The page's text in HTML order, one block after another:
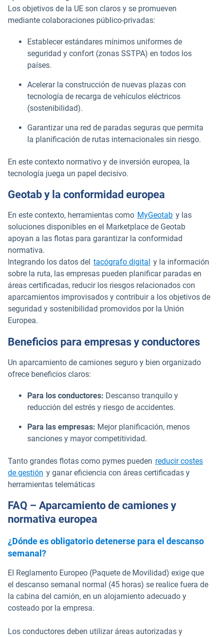
Los objetivos de la UE son claros y se promueven
mediante colaboraciones público-privadas:
Establecer estándares mínimos uniformes de
seguridad y confort (zonas SSTPA) en todos los
países.
Acelerar la construcción de nuevas plazas con
tecnología de recarga de vehículos eléctricos
(sostenibilidad).
Garantizar una red de paradas seguras que permita
la planificación de rutas internacionales sin riesgo.
En este contexto normativo y de inversión europea, la
tecnología juega un papel decisivo.
Geotab y la conformidad europea
En este contexto, herramientas como MyGeotab y las
soluciones disponibles en el Marketplace de Geotab
apoyan a las flotas para garantizar la conformidad
normativa.
Integrando los datos del tacógrafo digital y la información
sobre la ruta, las empresas pueden planificar paradas en
áreas certificadas, reducir los riesgos relacionados con
aparcamientos improvisados y contribuir a los objetivos de
seguridad y sostenibilidad promovidos por la Unión
Europea.
Beneficios para empresas y conductores
Un aparcamiento de camiones seguro y bien organizado
ofrece beneficios claros:
Para los conductores: Descanso tranquilo y
reducción del estrés y riesgo de accidentes.
Para las empresas: Mejor planificación, menos
sanciones y mayor competitividad.
Tanto grandes flotas como pymes pueden reducir costes
de gestión y ganar eficiencia con áreas certificadas y
herramientas telemáticas
FAQ – Aparcamiento de camiones y
normativa europea
¿Dónde es obligatorio detenerse para el descanso
semanal?
El Reglamento Europeo (Paquete de Movilidad) exige que
el descanso semanal normal (45 horas) se realice fuera de
la cabina del camión, en un alojamiento adecuado y
costeado por la empresa.
Los conductores deben utilizar áreas autorizadas y